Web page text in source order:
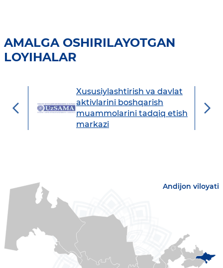
AMALGA OSHIRILAYOTGAN
LOYIHALAR
Xususiylashtirish va davlat
aktivlarini boshqarish
muammolarini tadqiq etish
markazi
Andijon viloyati